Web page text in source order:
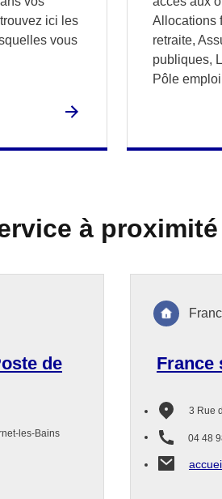
ici les
vous
Allocations
retraite,
publiques,
Pôle
à proximité
de
les-Bains
France
3 Rue
04 48